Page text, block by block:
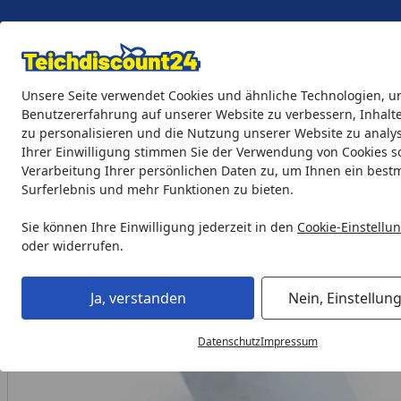
Unsere Seite verwendet Cookies und ähnliche Technologien,
Benutzererfahrung auf unserer Website zu verbessern,
zu personalisieren und die Nutzung unserer Website zu
Ihrer Einwilligung stimmen Sie der Verwendung von Cookies
Verarbeitung Ihrer persönlichen Daten zu, um Ihnen ein
Surferlebnis und mehr Funktionen zu bieten.
Sie können Ihre Einwilligung jederzeit in den Cookie-
oder widerrufen.
Ja, verstanden Nein,
DatenschutzImpressum
Eigene Montage-Teams
Teichprodukte Aquaristik Söll Teichpflege & Fischfutter
biOrb Luftausströmerstein (46029)